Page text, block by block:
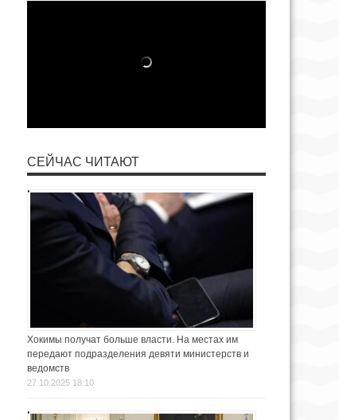
СЕЙЧАС ЧИТАЮТ
Хокимы получат больше власти. На местах им
передают подразделения девяти министерств и
ведомств
27.10.2025 18:10